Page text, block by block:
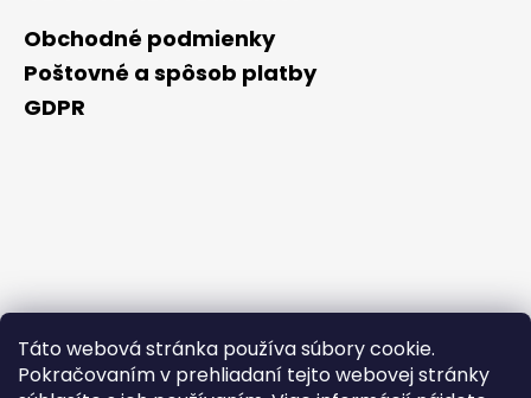
Táto webová stránka používa súbory cookie.
Pokračovaním v prehliadaní tejto webovej stránky
Obchodné podmienky
Poštovné a spôsob platby
GDPR